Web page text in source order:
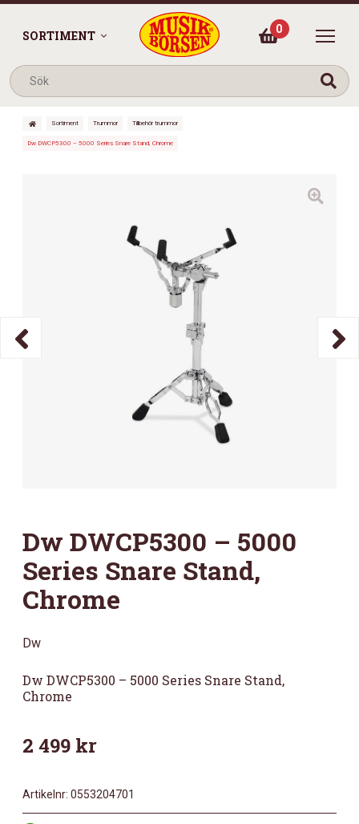
SORTIMENT 0
Sortiment Trummor Tillbehör trummor
Dw DWCP5300 – 5000 Series Snare Stand, Chrome
Dw DWCP5300 – 5000
Series Snare Stand,
Chrome
Dw
Dw DWCP5300 – 5000 Series Snare Stand,
Chrome
2 499 kr
Artikelnr: 0553204701